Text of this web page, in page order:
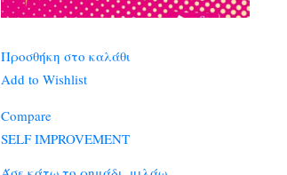
Προσθήκη στο καλάθι
Add to Wishlist
Compare
SELF IMPROVEMENT